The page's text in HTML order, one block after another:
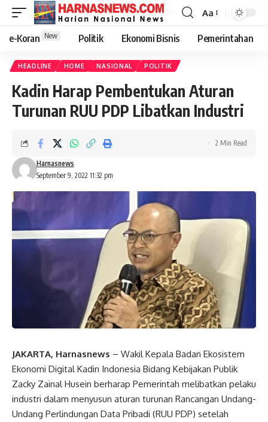
Aa
e-Koran New Politik Ekonomi Bisnis Pemerintahan
HEADLINE HOME NASIONAL POLITIK
Kadin Harap Pembentukan Aturan
Turunan RUU PDP Libatkan Industri
September 9, 2022 11:32 pm
Harnasnews
2 Min Read
JAKARTA, Harnasnews – Wakil Kepala Badan Ekosistem
Ekonomi Digital Kadin Indonesia Bidang Kebijakan Publik
Zacky Zainal Husein berharap Pemerintah melibatkan pelaku
industri dalam menyusun aturan turunan Rancangan Undang-
Undang Perlindungan Data Pribadi (RUU PDP) setelah